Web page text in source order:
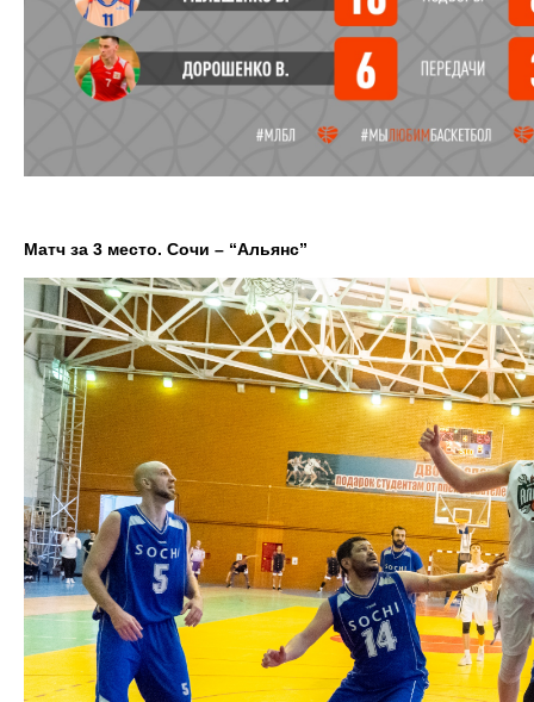
Матч за 3 место. Сочи – “Альянс”